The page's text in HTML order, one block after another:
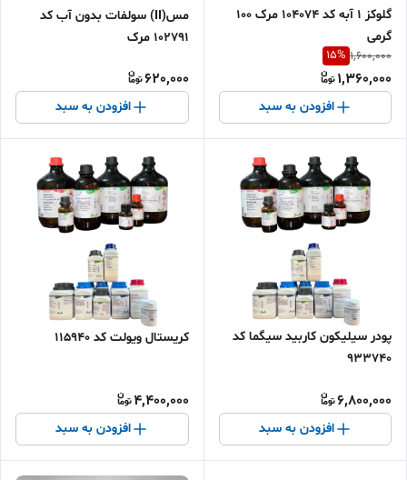
گلوکز 1 آبه کد 104074 مرک 100
گرمی
1,600,000
15%
1,360,000
افزودن به سبد
مس(II) سولفات بدون آب کد
102791 مرک
620,000
افزودن به سبد
پودر سیلیکون کاربید سیگما کد
933740
6,800,000
افزودن به سبد
کریستال ویولت کد 115940
4,400,000
افزودن به سبد